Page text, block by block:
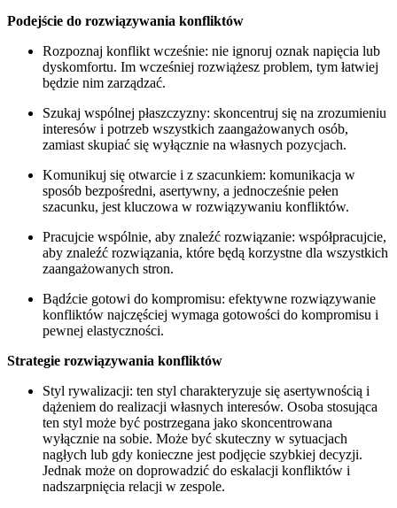
Podejście do rozwiązywania konfliktów
Rozpoznaj konflikt wcześnie: nie ignoruj oznak napięcia lub
dyskomfortu. Im wcześniej rozwiążesz problem, tym łatwiej
będzie nim zarządzać.
Szukaj wspólnej płaszczyzny: skoncentruj się na zrozumieniu
interesów i potrzeb wszystkich zaangażowanych osób,
zamiast skupiać się wyłącznie na własnych pozycjach.
Komunikuj się otwarcie i z szacunkiem: komunikacja w
sposób bezpośredni, asertywny, a jednocześnie pełen
szacunku, jest kluczowa w rozwiązywaniu konfliktów.
Pracujcie wspólnie, aby znaleźć rozwiązanie: współpracujcie,
aby znaleźć rozwiązania, które będą korzystne dla wszystkich
zaangażowanych stron.
Bądźcie gotowi do kompromisu: efektywne rozwiązywanie
konfliktów najczęściej wymaga gotowości do kompromisu i
pewnej elastyczności.
Strategie rozwiązywania konfliktów
Styl rywalizacji: ten styl charakteryzuje się asertywnością i
dążeniem do realizacji własnych interesów. Osoba stosująca
ten styl może być postrzegana jako skoncentrowana
wyłącznie na sobie. Może być skuteczny w sytuacjach
nagłych lub gdy konieczne jest podjęcie szybkiej decyzji.
Jednak może on doprowadzić do eskalacji konfliktów i
nadszarpnięcia relacji w zespole.